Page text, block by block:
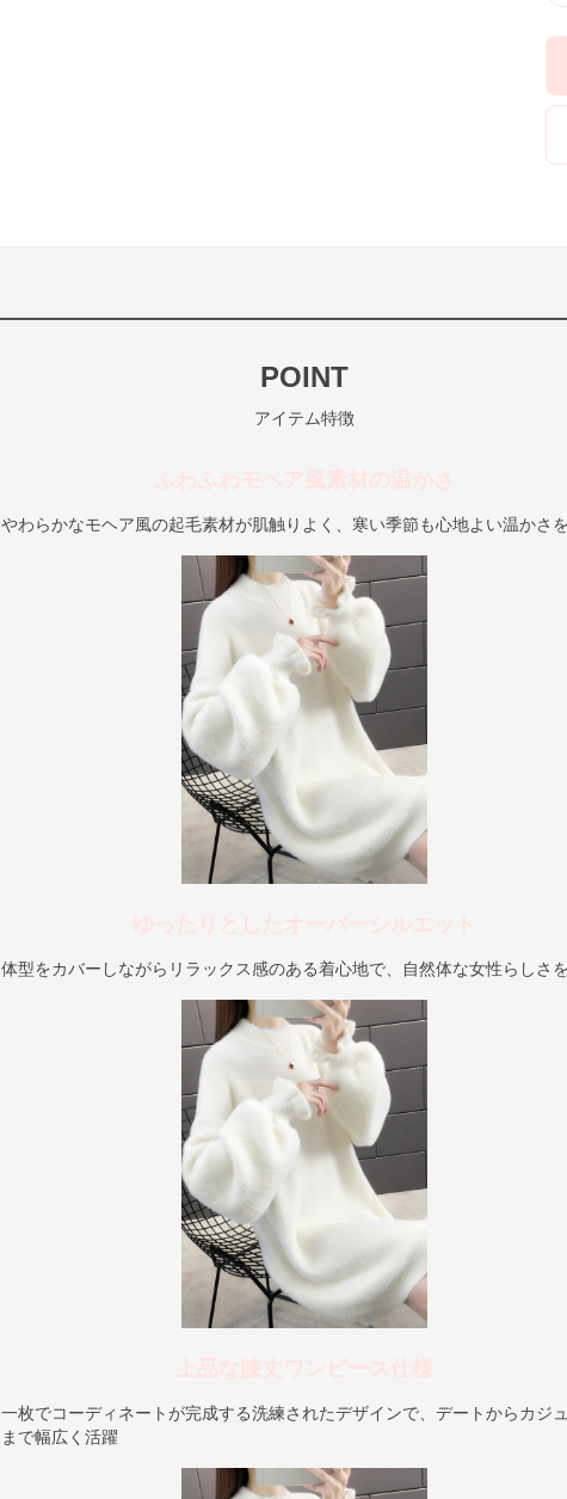
POINT
アイテム特徴
やわらかなモヘア風の起毛素材が肌触りよく、寒い季節も心地よい温かさ
体型をカバーしながらリラックス感のある着心地で、自然体な女性らしさ
一枚でコーディネートが完成する洗練されたデザインで、デートからカジ
まで幅広く活躍